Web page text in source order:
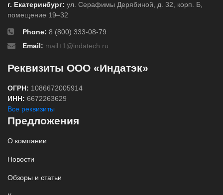
г. Екатеринбург: ул. Серафимы Дерябиной, д. 32, корп. Б,
помещение 19–32
Phone: 8 (800) 333-08-79
Email: mail+1@indatech.ru
Реквизиты ООО «Индатэк»
ОГРН: 1086672005914
ИНН: 6672263629
Все реквизиты
Предложения
О компании
Новости
Обзоры и статьи